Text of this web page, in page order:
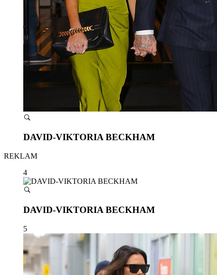
DAVID-VIKTORIA BECKHAM
REKLAM
4
DAVID-VIKTORIA BECKHAM
5